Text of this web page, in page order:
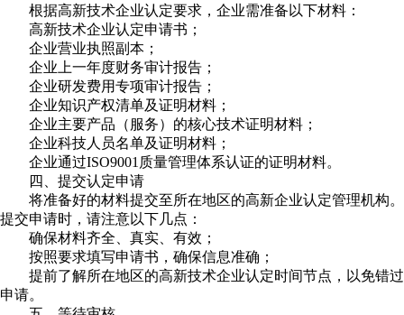
根据高新技术企业认定要求，企业需准备以下材料：
高新技术企业认定申请书；
企业营业执照副本；
企业上一年度财务审计报告；
企业研发费用专项审计报告；
企业知识产权清单及证明材料；
企业主要产品（服务）的核心技术证明材料；
企业科技人员名单及证明材料；
企业通过ISO9001质量管理体系认证的证明材料。
四、提交认定申请
将准备好的材料提交至所在地区的高新企业认定管理机构。
提交申请时，请注意以下几点：
确保材料齐全、真实、有效；
按照要求填写申请书，确保信息准确；
提前了解所在地区的高新技术企业认定时间节点，以免错过
申请。